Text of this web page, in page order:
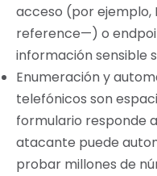
acceso (por ejemplo,
reference—) o
información sensible
Enumeración y
telefónicos son
formulario responde
atacante puede
probar millones de